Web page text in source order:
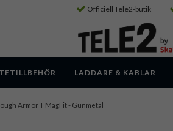
Officiell Tele2-butik
LADDARE & KABLAR
Armor T MagFit - Gunmetal